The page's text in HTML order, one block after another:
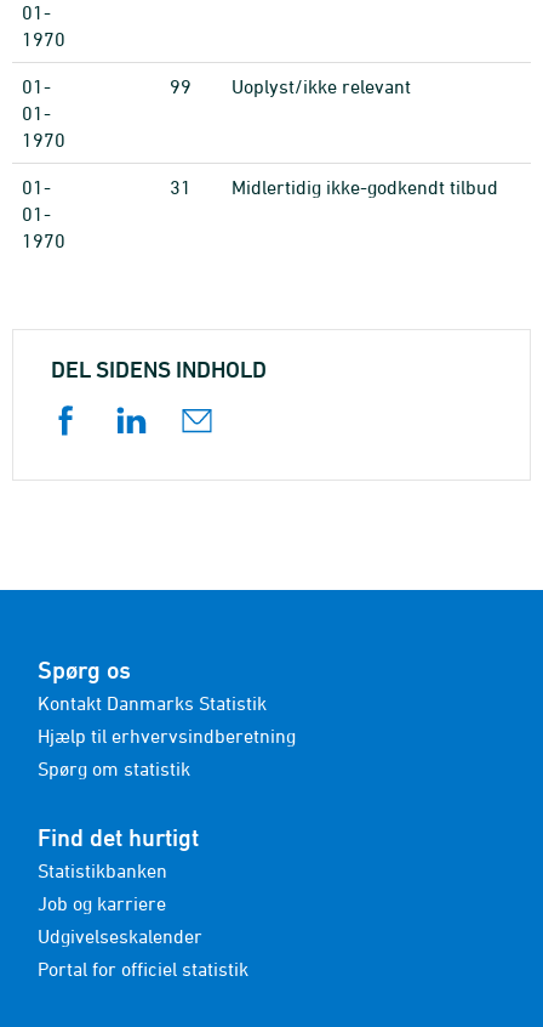
01-
1970
01-
01-
1970
99 Uoplyst/ikke relevant
01-
01-
1970
31 Midlertidig ikke-godkendt tilbud
DEL SIDENS INDHOLD
Spørg os
Kontakt Danmarks Statistik
Hjælp til erhvervsindberetning
Spørg om statistik
Find det hurtigt
Statistikbanken
Job og karriere
Udgivelseskalender
Portal for officiel statistik